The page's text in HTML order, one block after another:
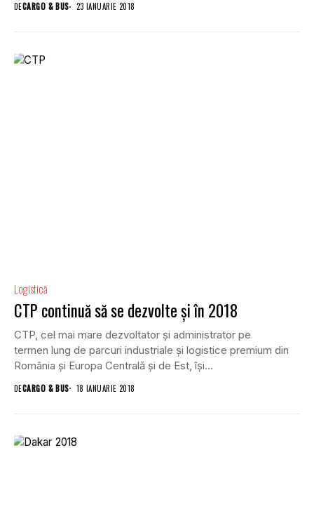
DECARGO & BUS 23 IANUARIE 2018
Logistică
CTP continuă să se dezvolte și în 2018
CTP, cel mai mare dezvoltator și administrator pe
termen lung de parcuri industriale și logistice premium din
România și Europa Centrală și de Est, își...
DECARGO & BUS 18 IANUARIE 2018